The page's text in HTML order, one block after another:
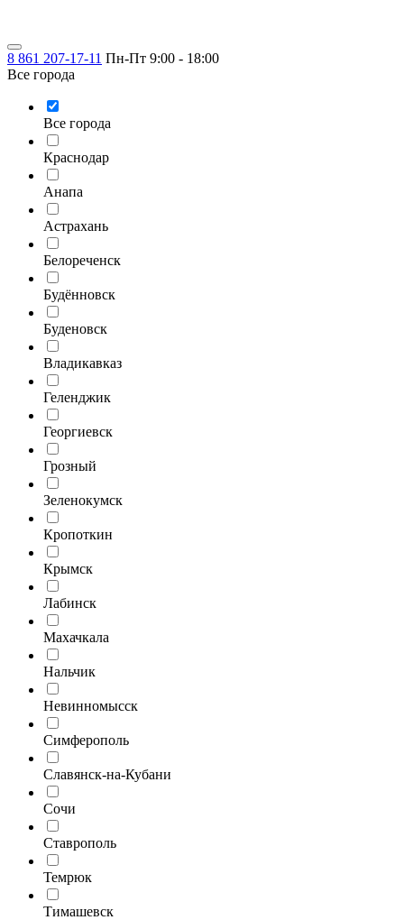
8 861 207-17-11 Пн-Пт 9:00 - 18:00
Все города
Все города
Краснодар
Анапа
Астрахань
Белореченск
Будённовск
Буденовск
Владикавказ
Геленджик
Георгиевск
Грозный
Зеленокумск
Кропоткин
Крымск
Лабинск
Махачкала
Нальчик
Невинномысск
Симферополь
Славянск-на-Кубани
Сочи
Ставрополь
Темрюк
Тимашевск